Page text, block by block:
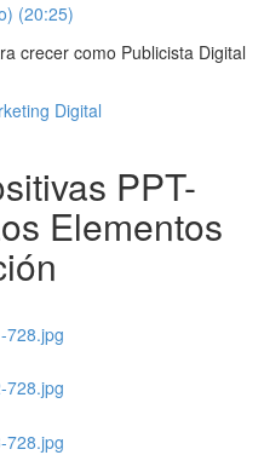
(20:25)
crecer como Publicista Digital
Digital
PPT-
Elementos
728.jpg
728.jpg
728.jpg